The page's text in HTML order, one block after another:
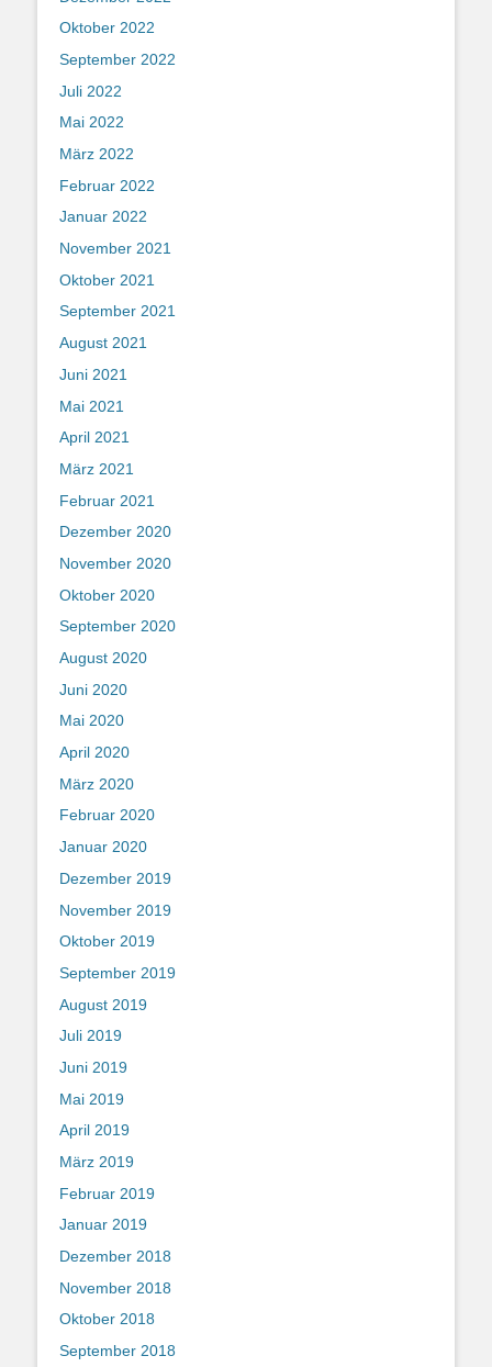
Oktober 2022
September 2022
Juli 2022
Mai 2022
März 2022
Februar 2022
Januar 2022
November 2021
Oktober 2021
September 2021
August 2021
Juni 2021
Mai 2021
April 2021
März 2021
Februar 2021
Dezember 2020
November 2020
Oktober 2020
September 2020
August 2020
Juni 2020
Mai 2020
April 2020
März 2020
Februar 2020
Januar 2020
Dezember 2019
November 2019
Oktober 2019
September 2019
August 2019
Juli 2019
Juni 2019
Mai 2019
April 2019
März 2019
Februar 2019
Januar 2019
Dezember 2018
November 2018
Oktober 2018
September 2018